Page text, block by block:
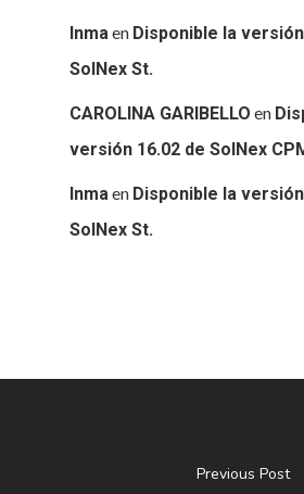
Inmaen Disponible la
SolNex St.
CAROLINA GARIBELLO en
versión 16.02 de SolNex
Inmaen Disponible la
SolNex St.
Previous Post